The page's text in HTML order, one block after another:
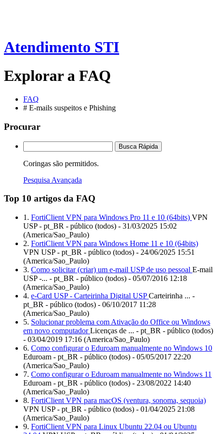
Atendimento STI
Explorar a FAQ
FAQ
# E-mails suspeitos e Phishing
Procurar
Busca Rápida
Coringas são permitidos.
Pesquisa Avançada
Top 10 artigos da FAQ
1. FortiClient VPN para Windows Pro 11 e 10 (64bits) VPN
USP - pt_BR - público (todos) - 31/03/2025 15:02
(America/Sao_Paulo)
2. FortiClient VPN para Windows Home 11 e 10 (64bits)
VPN USP - pt_BR - público (todos) - 24/06/2025 15:51
(America/Sao_Paulo)
3. Como solicitar (criar) um e-mail USP de uso pessoal E-mail
USP -... - pt_BR - público (todos) - 05/07/2016 12:18
(America/Sao_Paulo)
4. e-Card USP - Carteirinha Digital USPCarteirinha ... -
pt_BR - público (todos) - 06/10/2017 11:28
(America/Sao_Paulo)
5. Solucionar problema com Ativação do Office ou Windows
em novo computadorLicenças de ... - pt_BR - público (todos)
- 03/04/2019 17:16 (America/Sao_Paulo)
6. Como configurar o Eduroam manualmente no Windows 10
Eduroam - pt_BR - público (todos) - 05/05/2017 22:20
(America/Sao_Paulo)
7. Como configurar o Eduroam manualmente no Windows 11
Eduroam - pt_BR - público (todos) - 23/08/2022 14:40
(America/Sao_Paulo)
8. FortiClient VPN para macOS (ventura, sonoma, sequoia)
VPN USP - pt_BR - público (todos) - 01/04/2025 21:08
(America/Sao_Paulo)
9. FortiClient VPN para Linux Ubuntu 22.04 ou Ubuntu